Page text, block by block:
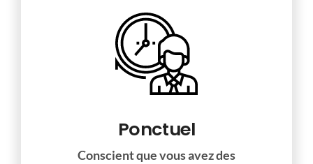
Ponctuel
Conscient que vous avez des